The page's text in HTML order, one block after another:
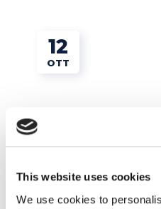
This website uses cookies
We use cookies to
12
OTT